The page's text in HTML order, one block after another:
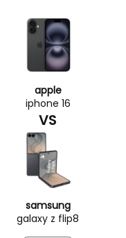
apple
iphone 16
VS
samsung
galaxy z flip8